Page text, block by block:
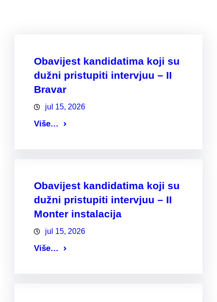
Obavijest kandidatima koji su
dužni pristupiti intervjuu – II
Bravar
jul 15, 2026
Više…
Obavijest kandidatima koji su
dužni pristupiti intervjuu – II
Monter instalacija
jul 15, 2026
Više…